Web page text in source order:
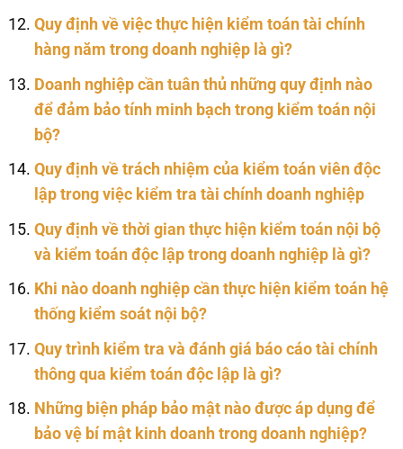
Quy định về việc thực hiện kiểm toán tài chính
hàng năm trong doanh nghiệp là gì?
Doanh nghiệp cần tuân thủ những quy định nào
để đảm bảo tính minh bạch trong kiểm toán nội
bộ?
Quy định về trách nhiệm của kiểm toán viên độc
lập trong việc kiểm tra tài chính doanh nghiệp
Quy định về thời gian thực hiện kiểm toán nội bộ
và kiểm toán độc lập trong doanh nghiệp là gì?
Khi nào doanh nghiệp cần thực hiện kiểm toán hệ
thống kiểm soát nội bộ?
Quy trình kiểm tra và đánh giá báo cáo tài chính
thông qua kiểm toán độc lập là gì?
Những biện pháp bảo mật nào được áp dụng để
bảo vệ bí mật kinh doanh trong doanh nghiệp?